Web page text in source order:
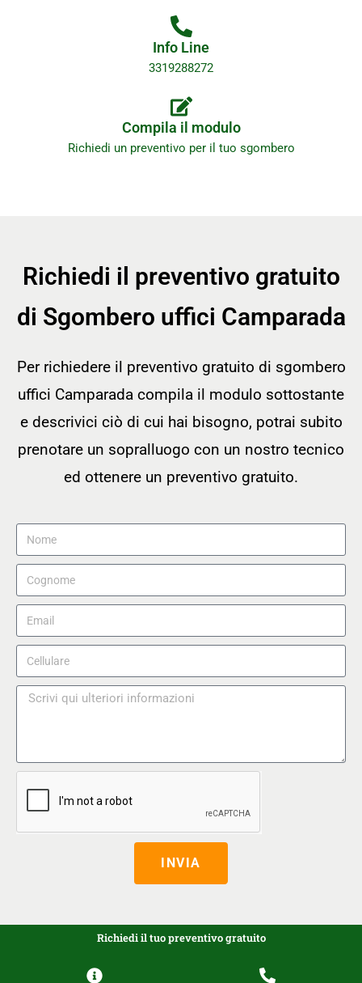
Info Line
3319288272
Compila il modulo
Richiedi un preventivo per il tuo sgombero
Richiedi il preventivo gratuito
di Sgombero uffici Camparada
Per richiedere il preventivo gratuito di sgombero
uffici Camparada compila il modulo sottostante
e descrivici ciò di cui hai bisogno, potrai subito
prenotare un sopralluogo con un nostro tecnico
ed ottenere un preventivo gratuito.
INVIA
Richiedi il tuo preventivo gratuito